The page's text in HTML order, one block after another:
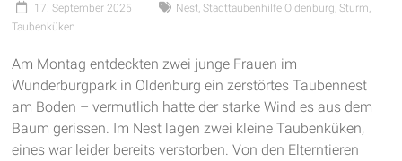
viel
Bewegung
17. September 2025 Nest, Stadttaubenhilfe Oldenburg, Sturm,
Taubenküken
Am Montag entdeckten zwei junge Frauen im
Wunderburgpark in Oldenburg ein zerstörtes Taubennest
am Boden – vermutlich hatte der starke Wind es aus dem
Baum gerissen. Im Nest lagen zwei kleine Taubenküken,
eines war leider bereits verstorben. Von den Elterntieren